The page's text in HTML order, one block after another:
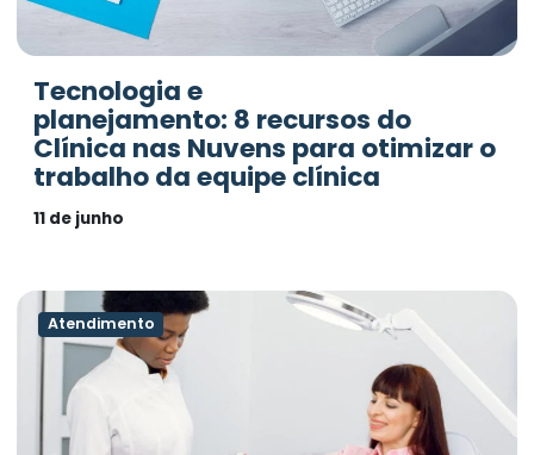
Tecnologia e
planejamento: 8 recursos do
Clínica nas Nuvens para otimizar o
trabalho da equipe clínica
11 de junho
Atendimento